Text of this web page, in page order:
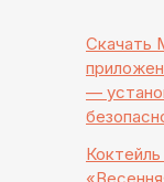
Скачать
—